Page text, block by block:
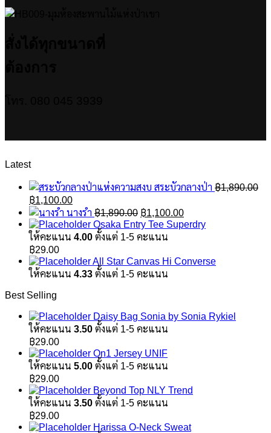
Latest
สระบัวกลางป่า ฿1,890.00
Original
price
was:
฿1,890.00.
฿1,100.00Current
price
is:
฿1,100.00.
นางรำ ฿1,890.00 Original
price
was:
฿1,100.00Current
price
Osaka Entry Tee Superdry
ให้คะแนน 4.00 ตั้งแต่ 1-5 คะแนน
฿29.00
All Star Canvas Hi Converse
ให้คะแนน 4.33 ตั้งแต่ 1-5 คะแนน
Best Selling
Daisy Bag Sonia by Sonia Rykiel
ให้คะแนน 3.50 ตั้งแต่ 1-5 คะแนน
฿29.00
On1 Jersey UNIF
ให้คะแนน 5.00 ตั้งแต่ 1-5 คะแนน
฿29.00
Beyond Top NLY Trend
ให้คะแนน 3.50 ตั้งแต่ 1-5 คะแนน
฿29.00
Harissa O-Neck Sweat